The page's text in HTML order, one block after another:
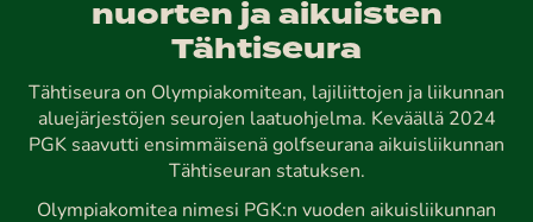
nuorten ja aikuisten
Tähtiseura
Tähtiseura on Olympiakomitean, lajiliittojen ja liikunnan
aluejärjestöjen seurojen laatuohjelma. Keväällä 2024
PGK saavutti ensimmäisenä golfseurana aikuisliikunnan
Tähtiseuran statuksen.
Olympiakomitea nimesi PGK:n vuoden aikuisliikunnan